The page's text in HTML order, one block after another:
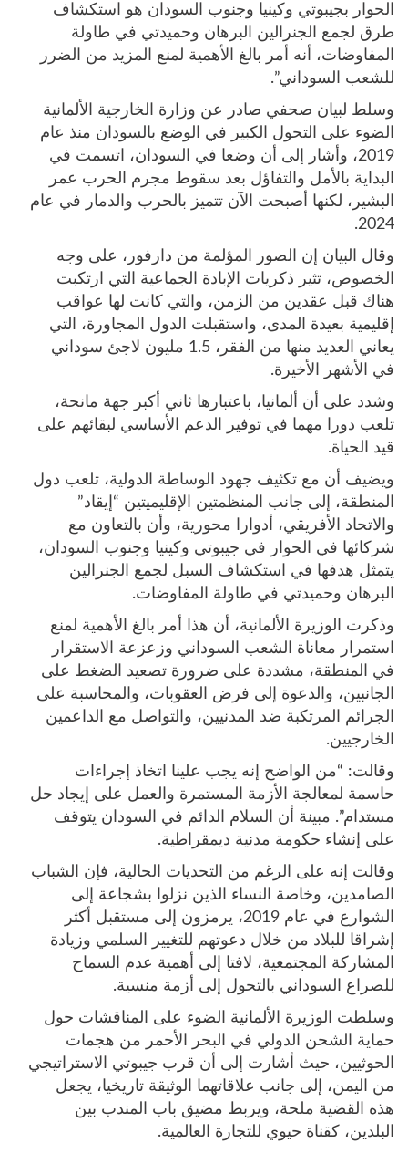
الحوار بجيبوتي وكينيا وجنوب السودان هو استكشاف
طرق لجمع الجنرالين البرهان وحميدتي في طاولة
المفاوضات، أنه أمر بالغ الأهمية لمنع المزيد من الضرر
للشعب السوداني”.
وسلط لبيان صحفي صادر عن وزارة الخارجية الألمانية
الضوء على التحول الكبير في الوضع بالسودان منذ عام
2019، وأشار إلى أن وضعا في السودان، اتسمت في
البداية بالأمل والتفاؤل بعد سقوط مجرم الحرب عمر
البشير، لكنها أصبحت الآن تتميز بالحرب والدمار في عام
2024.
وقال البيان إن الصور المؤلمة من دارفور، على وجه
الخصوص، تثير ذكريات الإبادة الجماعية التي ارتكبت
هناك قبل عقدين من الزمن، والتي كانت لها عواقب
إقليمية بعيدة المدى، واستقبلت الدول المجاورة، التي
يعاني العديد منها من الفقر، 1.5 مليون لاجئ سوداني
في الأشهر الأخيرة.
وشدد على أن ألمانيا، باعتبارها ثاني أكبر جهة مانحة،
تلعب دورا مهما في توفير الدعم الأساسي لبقائهم على
قيد الحياة.
ويضيف أن مع تكثيف جهود الوساطة الدولية، تلعب دول
المنطقة، إلى جانب المنظمتين الإقليميتين “إيقاد”
والاتحاد الأفريقي، أدوارا محورية، وأن بالتعاون مع
شركائها في الحوار في جيبوتي وكينيا وجنوب السودان،
يتمثل هدفها في استكشاف السبل لجمع الجنرالين
البرهان وحميدتي في طاولة المفاوضات.
وذكرت الوزيرة الألمانية، أن هذا أمر بالغ الأهمية لمنع
استمرار معاناة الشعب السوداني وزعزعة الاستقرار
في المنطقة، مشددة على ضرورة تصعيد الضغط على
الجانبين، والدعوة إلى فرض العقوبات، والمحاسبة على
الجرائم المرتكبة ضد المدنيين، والتواصل مع الداعمين
الخارجيين.
وقالت: “من الواضح إنه يجب علينا اتخاذ إجراءات
حاسمة لمعالجة الأزمة المستمرة والعمل على إيجاد حل
مستدام”. مبينة أن السلام الدائم في السودان يتوقف
على إنشاء حكومة مدنية ديمقراطية.
وقالت إنه على الرغم من التحديات الحالية، فإن الشباب
الصامدين، وخاصة النساء الذين نزلوا بشجاعة إلى
الشوارع في عام 2019، يرمزون إلى مستقبل أكثر
إشراقا للبلاد من خلال دعوتهم للتغيير السلمي وزيادة
المشاركة المجتمعية، لافتا إلى أهمية عدم السماح
للصراع السوداني بالتحول إلى أزمة منسية.
وسلطت الوزيرة الألمانية الضوء على المناقشات حول
حماية الشحن الدولي في البحر الأحمر من هجمات
الحوثيين، حيث أشارت إلى أن قرب جيبوتي الاستراتيجي
من اليمن، إلى جانب علاقاتهما الوثيقة تاريخيا، يجعل
هذه القضية ملحة، ويربط مضيق باب المندب بين
البلدين، كقناة حيوي للتجارة العالمية.